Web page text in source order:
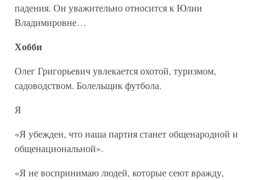
падения. Он уважительно относится к Юлии
Владимировне…
Хобби
Олег Григорьевич увлекается охотой, туризмом,
садоводством. Болельщик футбола.
Я
«Я убежден, что наша партия станет общенародной и
общенациональной».
«Я не воспринимаю людей, которые сеют вражду,